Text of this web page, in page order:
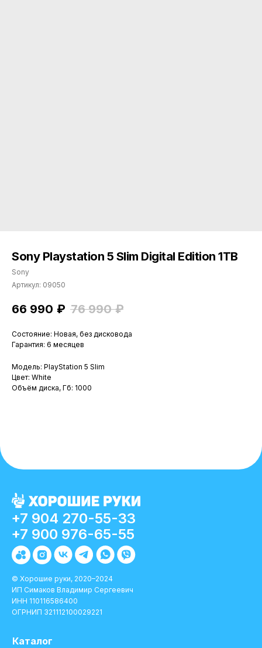
Sony Playstation 5 Slim Digital Edition 1TB
Sony
Артикул: 09050
66 990 ₽ 76 990 ₽
Состояние: Новая, без дисковода
Гарантия: 6 месяцев
Модель: PlayStation 5 Slim
Цвет: White
Объём диска, Гб: 1000
Каталог
+7 904 270-55-33
© Хорошие руки, 2020–2024
ИП Симаков Владимир Сергеевич
ИНН 110116586400
ОГРНИП 321112100029221
+7 900 976-65-55